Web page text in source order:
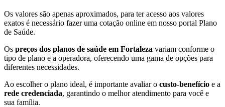
Os valores são apenas aproximados, para ter acesso aos valores
exatos é necessário fazer uma cotação online em nosso portal Plano
de Saúde.
Os preços dos planos de saúde em Fortaleza variam conforme o
tipo de plano e a operadora, oferecendo uma gama de opções para
diferentes necessidades.
Ao escolher o plano ideal, é importante avaliar o custo-benefício e a
rede credenciada, garantindo o melhor atendimento para você e
sua família.